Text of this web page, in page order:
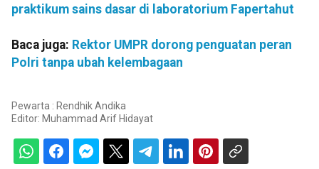
praktikum sains dasar di laboratorium Fapertahut
Baca juga: Rektor UMPR dorong penguatan peran
Polri tanpa ubah kelembagaan
Pewarta : Rendhik Andika
Editor: Muhammad Arif Hidayat